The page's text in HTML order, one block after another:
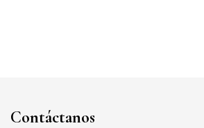
Contáctanos